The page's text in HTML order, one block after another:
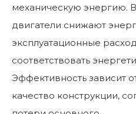
механическую энергию.
двигатели снижают
эксплуатационные
соответствовать
Эффективность зависит
качество конструкции,